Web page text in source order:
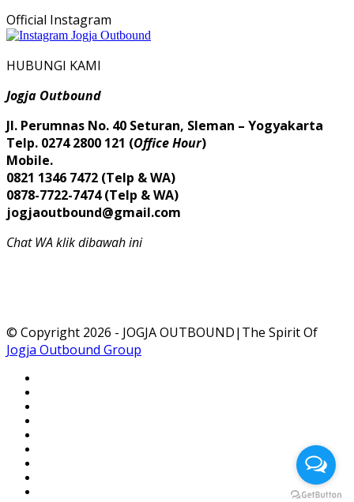
Official Instagram
HUBUNGI KAMI
Jogja Outbound
Jl. Perumnas No. 40 Seturan, Sleman – Yogyakarta
Telp. 0274 2800 121 (Office Hour)
Mobile.
0821 1346 7472 (Telp & WA)
0878-7722-7474 (Telp & WA)
jogjaoutbound@gmail.com
Chat WA klik dibawah ini
© Copyright 2026 - JOGJA OUTBOUND|The Spirit Of
Jogja Outbound Group